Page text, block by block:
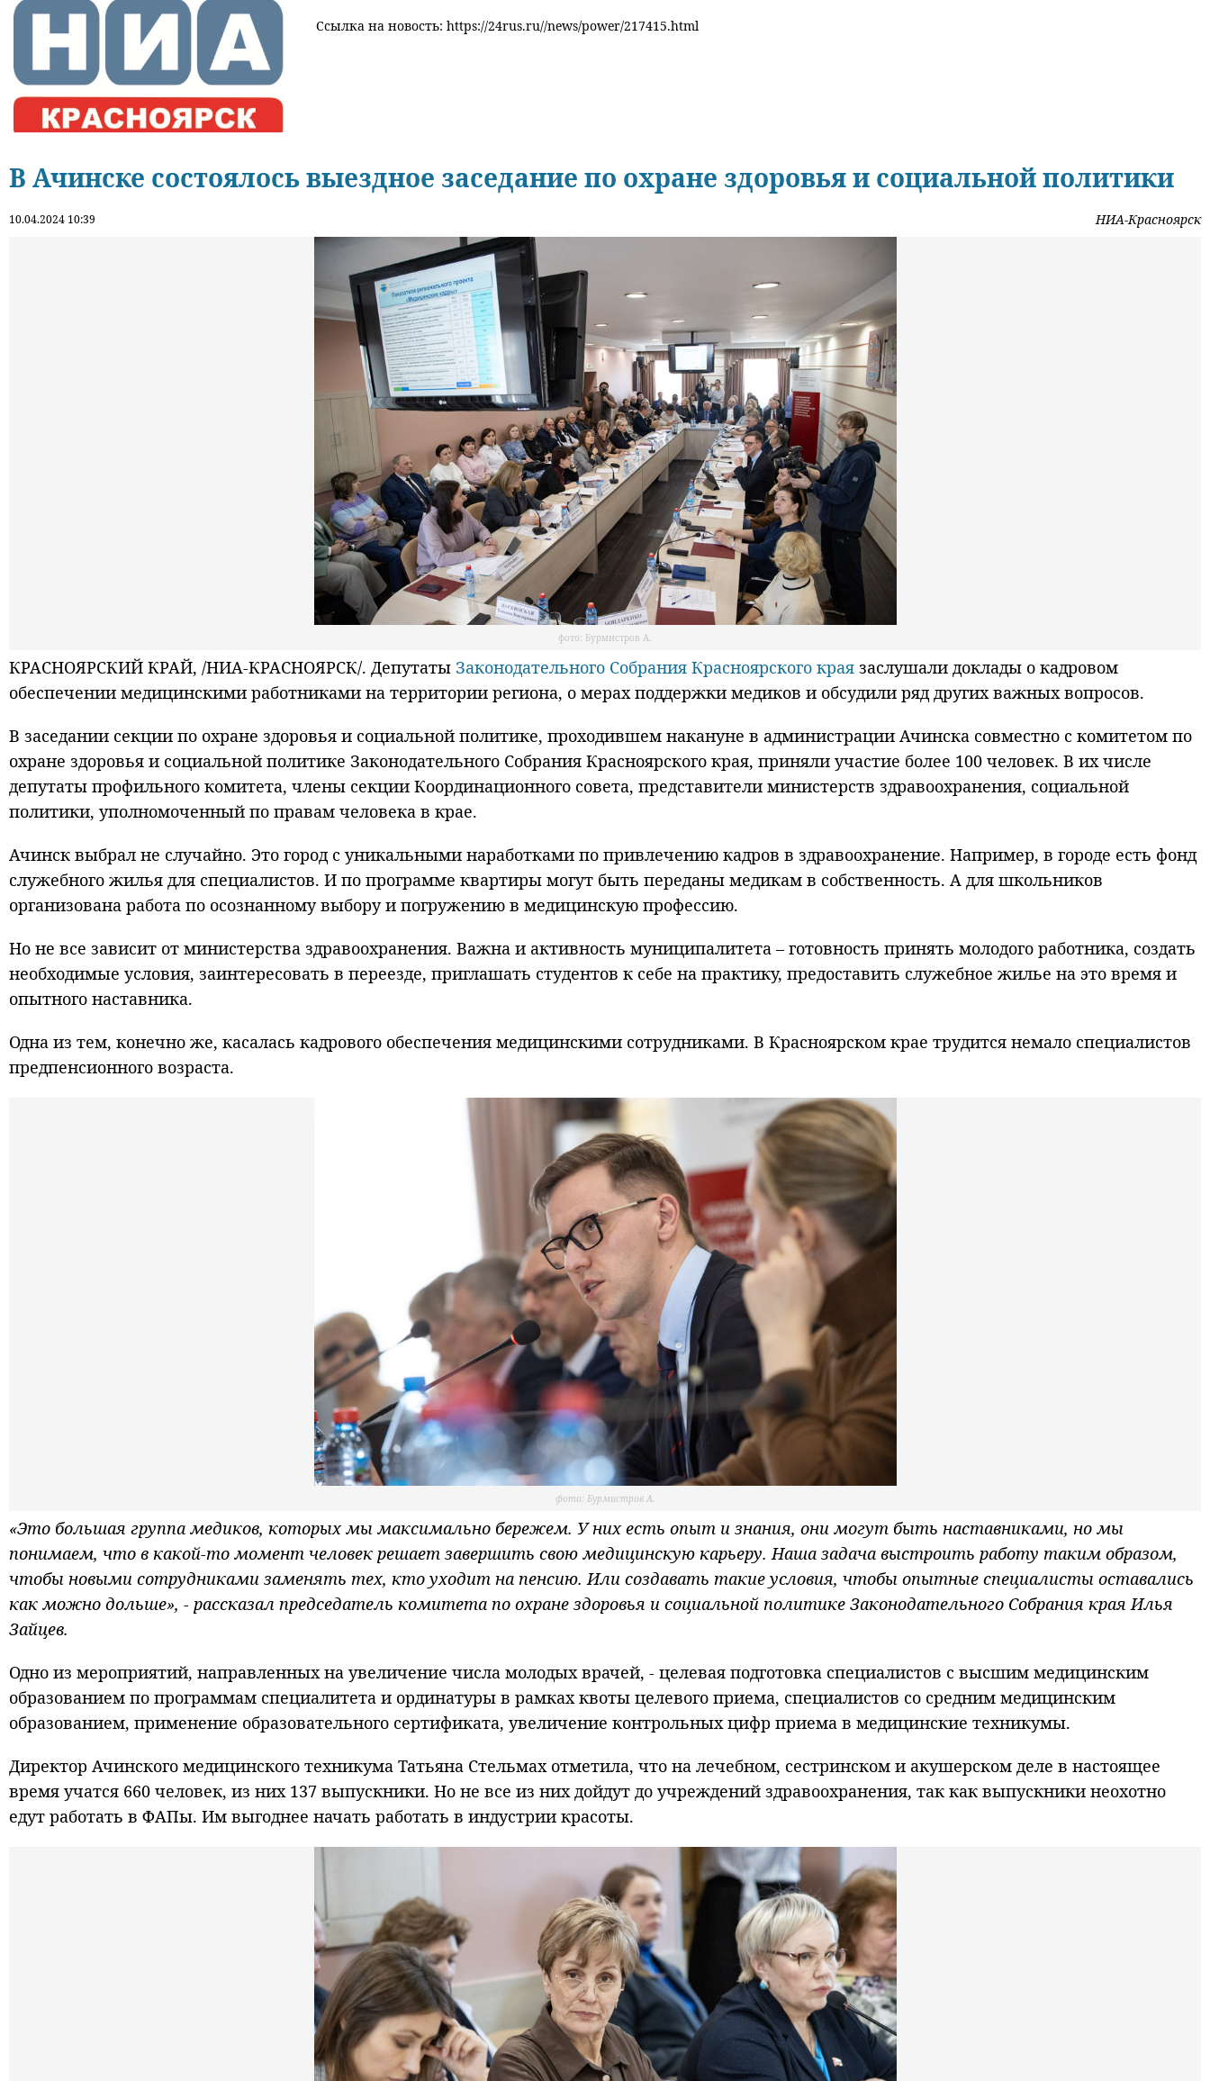
Ссылка на новость: https://24rus.ru//news/power/217415.html
В Ачинске состоялось выездное заседание по охране здоровья и социальной политики
10.04.2024 10:39 НИА-Красноярск
фото: Бурмистров А.
КРАСНОЯРСКИЙ КРАЙ, /НИА-КРАСНОЯРСК/. Депутаты Законодательного Собрания Красноярского края заслушали доклады о кадровом
обеспечении медицинскими работниками на территории региона, о мерах поддержки медиков и обсудили ряд других важных вопросов.
В заседании секции по охране здоровья и социальной политике, проходившем накануне в администрации Ачинска совместно с комитетом по
охране здоровья и социальной политике Законодательного Собрания Красноярского края, приняли участие более 100 человек. В их числе
депутаты профильного комитета, члены секции Координационного совета, представители министерств здравоохранения, социальной
политики, уполномоченный по правам человека в крае.
Ачинск выбрал не случайно. Это город с уникальными наработками по привлечению кадров в здравоохранение. Например, в городе есть фонд
служебного жилья для специалистов. И по программе квартиры могут быть переданы медикам в собственность. А для школьников
организована работа по осознанному выбору и погружению в медицинскую профессию.
Но не все зависит от министерства здравоохранения. Важна и активность муниципалитета – готовность принять молодого работника, создать
необходимые условия, заинтересовать в переезде, приглашать студентов к себе на практику, предоставить служебное жилье на это время и
опытного наставника.
Одна из тем, конечно же, касалась кадрового обеспечения медицинскими сотрудниками. В Красноярском крае трудится немало специалистов
предпенсионного возраста.
фото: Бурмистров А.
«Это большая группа медиков, которых мы максимально бережем. У них есть опыт и знания, они могут быть наставниками, но мы
понимаем, что в какой-то момент человек решает завершить свою медицинскую карьеру. Наша задача выстроить работу таким образом,
чтобы новыми сотрудниками заменять тех, кто уходит на пенсию. Или создавать такие условия, чтобы опытные специалисты оставались
как можно дольше», - рассказал председатель комитета по охране здоровья и социальной политике Законодательного Собрания края Илья
Зайцев.
Одно из мероприятий, направленных на увеличение числа молодых врачей, - целевая подготовка специалистов с высшим медицинским
образованием по программам специалитета и ординатуры в рамках квоты целевого приема, специалистов со средним медицинским
образованием, применение образовательного сертификата, увеличение контрольных цифр приема в медицинские техникумы.
Директор Ачинского медицинского техникума Татьяна Стельмах отметила, что на лечебном, сестринском и акушерском деле в настоящее
время учатся 660 человек, из них 137 выпускники. Но не все из них дойдут до учреждений здравоохранения, так как выпускники неохотно
едут работать в ФАПы. Им выгоднее начать работать в индустрии красоты.